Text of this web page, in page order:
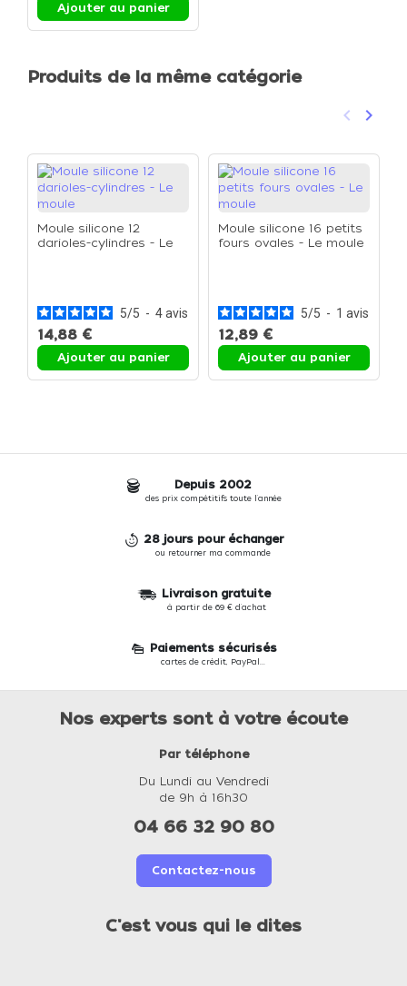
Ajouter au panier
Produits de la même catégorie
Précédent
keyboard_arrow_left keyboard_arrow_right
Moule silicone 12
darioles-cylindres - Le
5/5 - 4avis
14,88 €
Ajouter au panier
Moule silicone 16 petits
fours ovales - Le moule
5/5 - 1 avis
12,89 €
Ajouter au panier
Depuis 2002
des prix compétitifs toute l'année
28 jours pour échanger
ou retourner ma commande
Livraison gratuite
à partir de 69 € d'achat
Paiements sécurisés
cartes de crédit, PayPal...
Nos experts sont à votre écoute
Par téléphone
Du Lundi au Vendredi
de 9h à 16h30
04 66 32 90 80
Contactez-nous
C'est vous qui le dites